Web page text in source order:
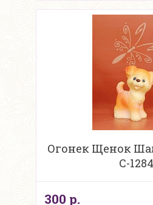
Огонек Щенок
С-1284
300 р.